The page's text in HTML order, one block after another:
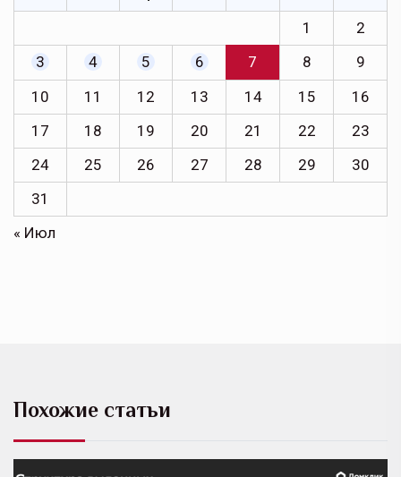
1
2
3
4 5 6 7 8
9
10
11 12 13 14 15
16
17
18 19 20 21 22
23
24
25 26 27 28 29
30
31
« Июл
Похожие статьи